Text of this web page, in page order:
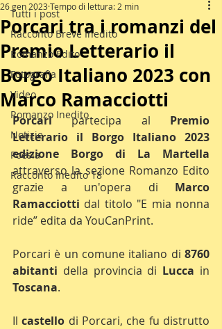
Tutti i post
Racconto Breve Inedito
Romanzo Edito
Fotografia
Video
Romanzo Inedito
Notizie
Poesia
Racconto Inedito 18
Porcari tra i romanzi del
Premio Letterario il
Borgo Italiano 2023 con
Marco Ramacciotti
26 gen 2023 Tempo di lettura: 2 min
Porcari partecipa al Premio
Letterario il Borgo Italiano 2023
edizione Borgo di La Martella
attraverso la sezione Romanzo Edito
grazie a un'opera di Marco
Ramacciotti dal titolo "E mia nonna
ride” edita da YouCanPrint.
Porcari è un comune italiano di 8760
abitanti della provincia di Lucca
Toscana.
Il castello di Porcari, che fu distrutto